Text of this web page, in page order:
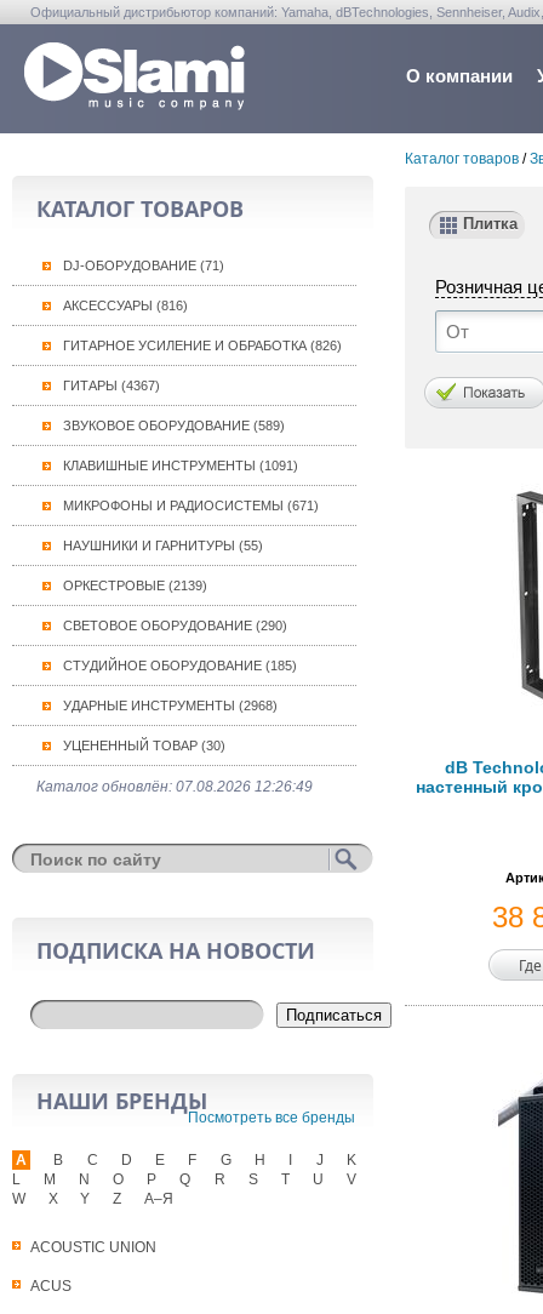
Официальный дистрибьютор компаний: Yamaha, dBTechnologies, Sennheiser,
О компании
КАТАЛОГ ТОВАРОВ
DJ-ОБОРУДОВАНИЕ (71)
АКСЕССУАРЫ (816)
ГИТАРНОЕ УСИЛЕНИЕ И ОБРАБОТКА (826)
ГИТАРЫ (4367)
ЗВУКОВОЕ ОБОРУДОВАНИЕ (589)
КЛАВИШНЫЕ ИНСТРУМЕНТЫ (1091)
МИКРОФОНЫ И РАДИОСИСТЕМЫ (671)
НАУШНИКИ И ГАРНИТУРЫ (55)
ОРКЕСТРОВЫЕ (2139)
СВЕТОВОЕ ОБОРУДОВАНИЕ (290)
СТУДИЙНОЕ ОБОРУДОВАНИЕ (185)
УДАРНЫЕ ИНСТРУМЕНТЫ (2968)
УЦЕНЕННЫЙ ТОВАР (30)
Каталог обновлён: 07.08.2026 12:26:49
ПОДПИСКА НА НОВОСТИ
Подписаться
НАШИ БРЕНДЫ
Посмотреть все бренды
A
ACOUSTIC UNION
ACUS
B C D E F G H J
K
L
M N O P Q R S T U
V
W
X Y Z А–Я
Каталог товаров/
Плитка
Розничная
dB
настенный
38